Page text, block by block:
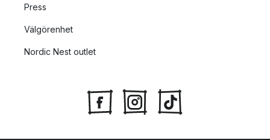
Press
Välgörenhet
Nordic Nest outlet